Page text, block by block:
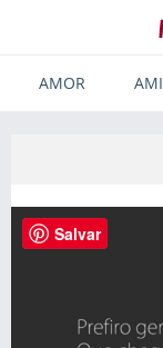
AMOR
Salvar